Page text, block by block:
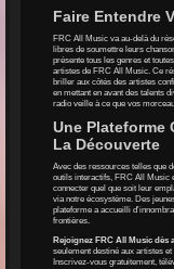
Faire Entendre
FRC All Music va au-delà du
libres de soumettre leurs
présente tous les genres et
artistes de FRC All Music. Ce
briller aux côtés des artistes
en mettant en avant des talents
radio veille à ce que vos
Une Plateforme
La Découverte
Avec des ressources telles que
outils interactifs, FRC All Music
connecter quel que soit leur
via notre écosystème. Des
plateforme a accueilli
frontières.
Rejoignez FRC All Music dès
seulement destiné aux artistes
Inscrivez-vous gratuitement,